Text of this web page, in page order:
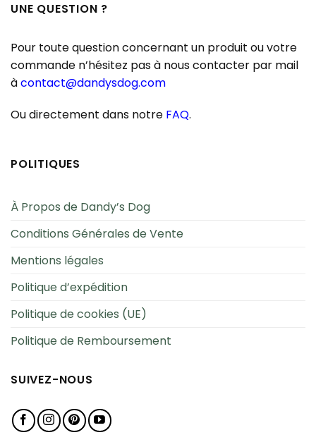
UNE QUESTION ?
Pour toute question concernant un produit ou votre
commande n’hésitez pas à nous contacter par mail
àcontact@dandysdog.com
Ou directement dans notre FAQ.
POLITIQUES
À Propos de Dandy’s Dog
Conditions Générales de Vente
Mentions légales
Politique d’expédition
Politique de cookies (UE)
Politique de Remboursement
SUIVEZ-NOUS